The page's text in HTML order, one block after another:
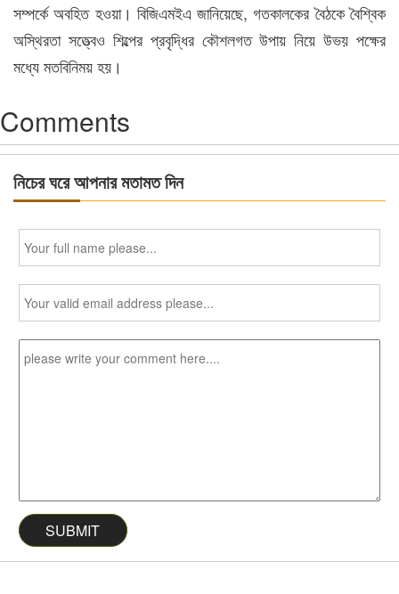
সম্পর্কে অবহিত হওয়া। বিজিএমইএ জানিয়েছে, গতকালকের বৈঠকে বৈশ্বিক
অস্থিরতা সত্ত্বেও শিল্পের প্রবৃদ্ধির কৌশলগত উপায় নিয়ে উভয় পক্ষের
মধ্যে মতবিনিময় হয়।
Comments
নিচের ঘরে আপনার মতামত দিন